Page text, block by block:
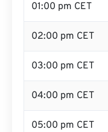
01:00 pm CET
02:00 pm CET
03:00 pm CET
04:00 pm CET
05:00 pm CET